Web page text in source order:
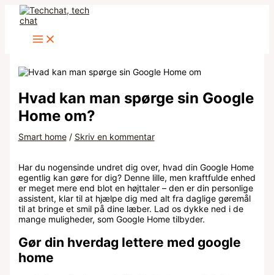
indholdet
Menu
Hvad kan man spørge sin Google
Home om?
Smart home/ Skriv en kommentar
Har du nogensinde undret dig over, hvad din Google Home
egentlig kan gøre for dig? Denne lille, men kraftfulde enhed
er meget mere end blot en højttaler – den er din personlige
assistent, klar til at hjælpe dig med alt fra daglige gøremål
til at bringe et smil på dine læber. Lad os dykke ned i de
mange muligheder, som Google Home tilbyder.
Gør din hverdag lettere med google
home
Skriv
her..
Name*
Email*
Websted